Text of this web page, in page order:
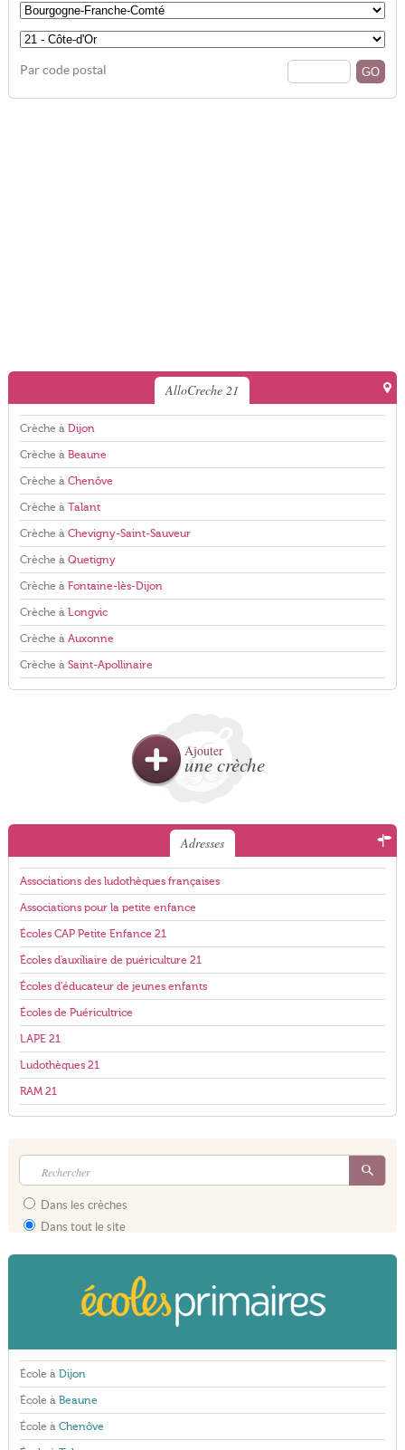
Par code postal
AlloCreche 21
Crèche à Dijon
Crèche à Beaune
Crèche à Chenôve
Crèche à Talant
Crèche à Chevigny-Saint-Sauveur
Crèche à Quetigny
Crèche à Fontaine-lès-Dijon
Crèche à Longvic
Crèche à Auxonne
Crèche à Saint-Apollinaire
Ajouter
une crèche
Adresses
Associations des ludothèques françaises
Associations pour la petite enfance
Écoles CAP Petite Enfance 21
Écoles d'auxiliaire de puériculture 21
Écoles d'éducateur de jeunes enfants
Écoles de Puéricultrice
LAPE 21
Ludothèques 21
RAM 21
Dans les crèches
Dans tout le site
École à Dijon
École à Beaune
École à Chenôve